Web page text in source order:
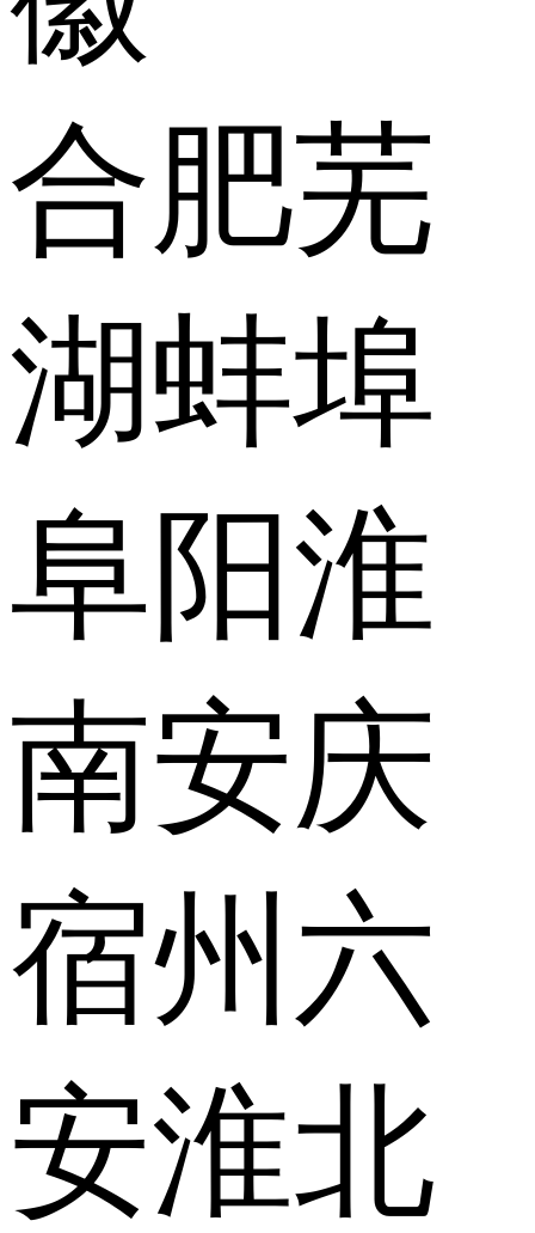
合肥芜
湖蚌埠
阜阳淮
南安庆
宿州 六
安淮北